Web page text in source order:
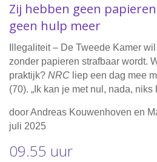
Zij hebben geen
geen hulp meer
Illegaliteit – De Tweede Kamer
zonder papieren strafbaar wordt.
praktijk? NRC liep een dag mee
(70). „Ik kan je met nul, nada, niks
door Andreas Kouwenhoven en
juli 2025
09.55 uur